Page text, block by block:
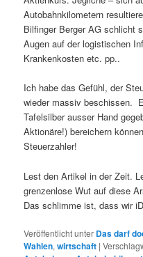
Autobahnkilometern
Bilfinger Berger AG schlicht
Augen auf der logistischen
Krankenkosten etc. pp..
Ich habe das Gefühl, der
wieder massiv beschissen.
Tafelsilber ausser Hand
Aktionäre!) bereichern
Steuerzahler!
Lest den Artikel in der Zeit.
grenzenlose Wut auf diese
Das schlimme ist, dass wir
Veröffentlicht unter Das darf
Wahlen,wirtschaft |